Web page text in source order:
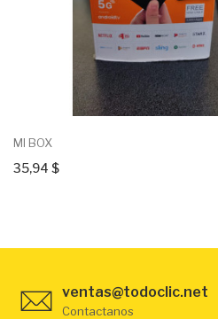
MI BOX
35,94 $
ventas@todoclic.net
Contactanos